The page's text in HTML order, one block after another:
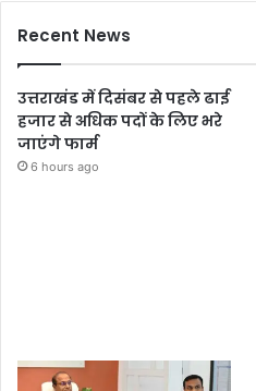
Recent News
उत्तराखंड में दिसंबर से पहले ढाई
हजार से अधिक पदों के लिए भरे
जाएंगे फार्म
6 hours ago